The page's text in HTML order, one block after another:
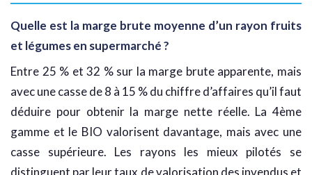
Quelle est la marge brute moyenne d’un rayon fruits
et légumes en supermarché ?
Entre 25 % et 32 % sur la marge brute apparente, mais
avec une casse de 8 à 15 % du chiffre d’affaires qu’il faut
déduire pour obtenir la marge nette réelle. La 4ème
gamme et le BIO valorisent davantage, mais avec une
casse supérieure. Les rayons les mieux pilotés se
distinguent par leur taux de valorisation des invendus et